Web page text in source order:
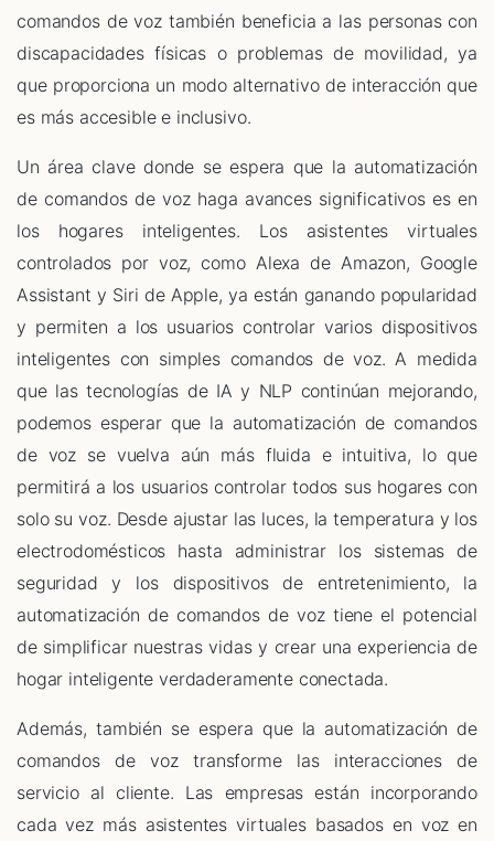
comandos de voz también beneficia a las personas con
discapacidades físicas o problemas de movilidad, ya
que proporciona un modo alternativo de interacción que
es más accesible e inclusivo.
Un área clave donde se espera que la automatización
de comandos de voz haga avances significativos es en
los hogares inteligentes. Los asistentes virtuales
controlados por voz, como Alexa de Amazon, Google
Assistant y Siri de Apple, ya están ganando popularidad
y permiten a los usuarios controlar varios dispositivos
inteligentes con simples comandos de voz. A medida
que las tecnologías de IA y NLP continúan mejorando,
podemos esperar que la automatización de comandos
de voz se vuelva aún más fluida e intuitiva, lo que
permitirá a los usuarios controlar todos sus hogares con
solo su voz. Desde ajustar las luces, la temperatura y los
electrodomésticos hasta administrar los sistemas de
seguridad y los dispositivos de entretenimiento, la
automatización de comandos de voz tiene el potencial
de simplificar nuestras vidas y crear una experiencia de
hogar inteligente verdaderamente conectada.
Además, también se espera que la automatización de
comandos de voz transforme las interacciones de
servicio al cliente. Las empresas están incorporando
cada vez más asistentes virtuales basados ​​en voz en